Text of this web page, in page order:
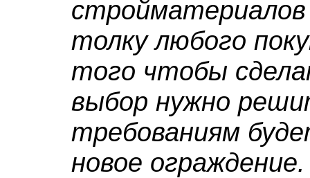
толку любого
того чтобы
выбор нужно
требованиям
новое ограждение.